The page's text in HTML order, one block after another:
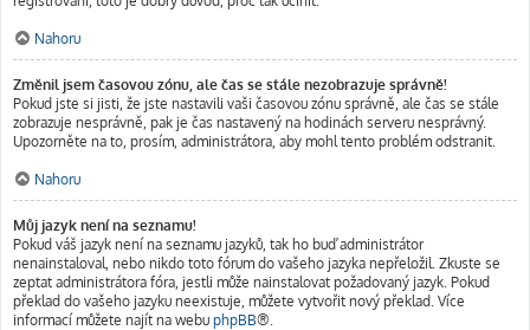
Nahoru
Změnil jsem časovou zónu, ale čas se stále nezobrazuje správně!
Pokud jste si jisti, že jste nastavili vaši časovou zónu správně, ale čas se stále
zobrazuje nesprávně, pak je čas nastavený na hodinách serveru nesprávný.
Upozorněte na to, prosím, administrátora, aby mohl tento problém odstranit.
Nahoru
Můj jazyk není na seznamu!
Pokud váš jazyk není na seznamu jazyků, tak ho buď administrátor
nenainstaloval, nebo nikdo toto fórum do vašeho jazyka nepřeložil. Zkuste se
zeptat administrátora fóra, jestli může nainstalovat požadovaný jazyk. Pokud
překlad do vašeho jazyku neexistuje, můžete vytvořit nový překlad. Více
informací můžete najít na webu phpBB®.